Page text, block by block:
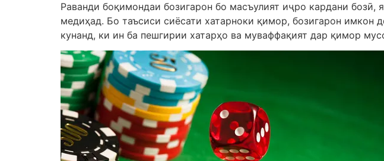
Раванди боқимондаи бозигарон бо масъулият иҷро кардани
медиҳад. Бо таъсиси сиёсати хатарноки қимор, бозигарон
кунанд, ки ин ба пешгирии хатарҳо ва муваффақият дар қимор